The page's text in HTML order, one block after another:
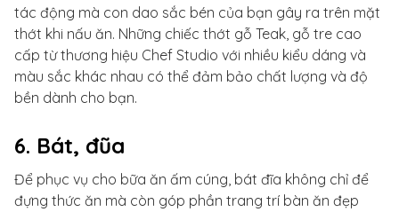
tác động mà con dao sắc bén của bạn gây ra trên mặt
thớt khi nấu ăn. Những chiếc thớt gỗ Teak, gỗ tre cao
cấp từ thương hiệu Chef Studio với nhiều kiểu dáng và
màu sắc khác nhau có thể đảm bảo chất lượng và độ
bền dành cho bạn.
6. Bát, đũa
Để phục vụ cho bữa ăn ấm cúng, bát đĩa không chỉ để
đựng thức ăn mà còn góp phần trang trí bàn ăn đẹp